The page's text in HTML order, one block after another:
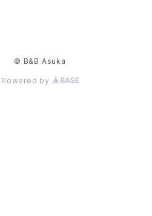
© B&B Asuka
Powered by